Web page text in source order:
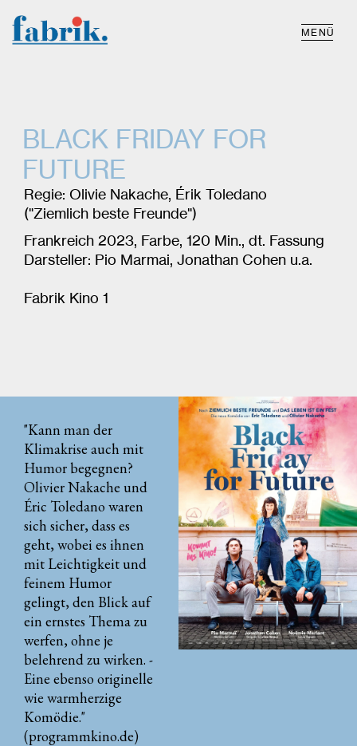
MENÜ
BLACK FRIDAY FOR
FUTURE
Regie: Olivie Nakache, Érik Toledano
("Ziemlich beste Freunde")
Frankreich 2023, Farbe, 120 Min., dt. Fassung
Darsteller: Pio Marmai, Jonathan Cohen u.a.
Fabrik Kino 1
"Kann man der
Klimakrise auch mit
Humor begegnen?
Olivier Nakache und
Éric Toledano waren
sich sicher, dass es
geht, wobei es ihnen
mit Leichtigkeit und
feinem Humor
gelingt, den Blick auf
ein ernstes Thema zu
werfen, ohne je
belehrend zu wirken. -
Eine ebenso originelle
wie warmherzige
Komödie."
(programmkino.de)